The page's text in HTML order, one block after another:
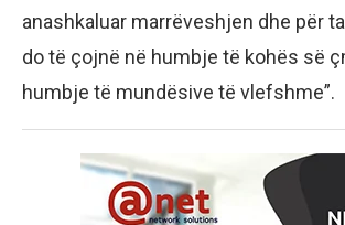
anashkaluar marrëveshjen dhe për
do të çojnë në humbje të kohës së
humbje të mundësive të vlefshme”.